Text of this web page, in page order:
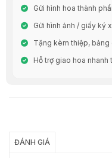
Gửi hình hoa thành
Gửi hình ảnh / giấy ký
Tặng kèm thiệp,
Hỗ trợ giao hoa nhanh
ĐÁNH GIÁ